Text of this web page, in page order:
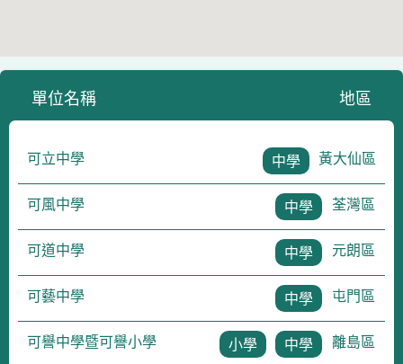
單位名稱 地區
可立中學 中學 黃大仙區
可風中學 中學 荃灣區
可道中學 中學 元朗區
可藝中學 中學 屯門區
可譽中學暨可譽小學 小學 中學 離島區